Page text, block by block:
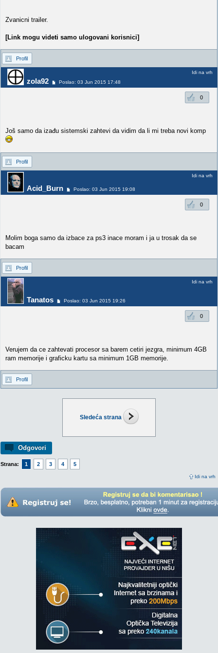
Sledeća strana
Odgovori
Strana: 1 2 3 4 5
Idi na vrh
Zvanicni trailer.
[Link mogu videti samo ulogovani korisnici]
Profil
zola92 Poslao: 03 Jun 2015 17:48
Idi na vrh
0
Još samo da izađu sistemski zahtevi da vidim da li mi treba novi komp
Profil
Acid_Burn Poslao: 03 Jun 2015 19:08
Idi na vrh
0
Molim boga samo da izbace za ps3 inace moram i ja u trosak da se
bacam
Profil
Tanatos Poslao: 03 Jun 2015 19:26
Idi na vrh
0
Verujem da ce zahtevati procesor sa barem cetiri jezgra, minimum 4GB
ram memorije i graficku kartu sa minimum 1GB memorije.
Profil